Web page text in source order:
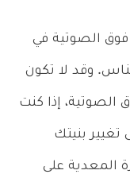
فوق الصوتية في
وقد لا تكون
الصوتية، إذا كنت
بنيتك
المعدية على